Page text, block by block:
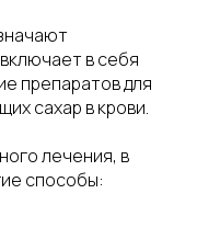
в себя
препаратов для
сахар в крови.
лечения, в
способы: